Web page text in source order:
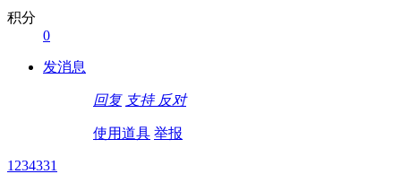
积分
0
发消息
回复 支持 反对
使用道具 举报
1234331